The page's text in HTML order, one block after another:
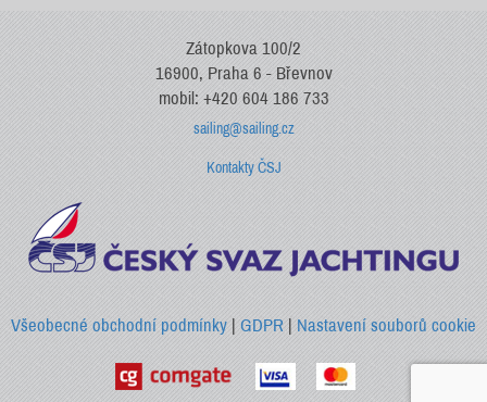
Zátopkova 100/2
16900, Praha 6 - Břevnov
mobil: +420 604 186 733
sailing@sailing.cz
Kontakty ČSJ
Všeobecné obchodní podmínky |GDPR |Nastavení souborů cookie